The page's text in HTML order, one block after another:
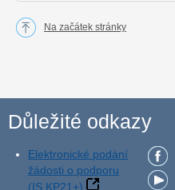
Na začátek stránky
Důležité odkazy
Elektronické podání
žádosti o podporu
(IS KP21+)